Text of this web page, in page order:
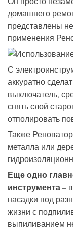
домашнего
представлены
применения
С
аккуратно
выключатель,
снять слой
отполировать
Также
металла или
Еще одно
инструмента–
насадки под
жизни с
выпиливанием